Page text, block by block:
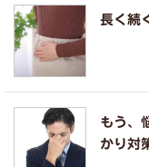
長く続
もう、
かり対